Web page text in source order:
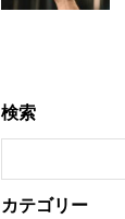
検索
カテゴリー